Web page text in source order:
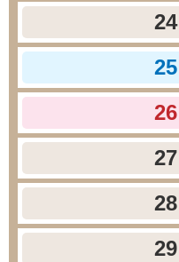
24
25
26
27
28
29